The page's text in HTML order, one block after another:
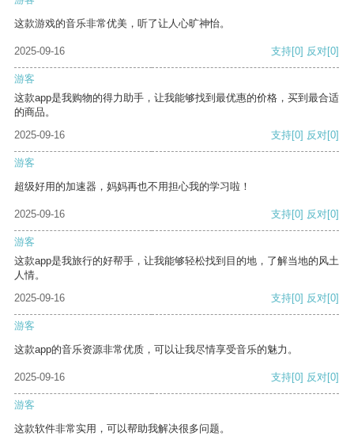
这款游戏的音乐非常优美，听了让人心旷神怡。
2025-09-16 支持[0] 反对[0]
游客
这款app是我购物的得力助手，让我能够找到最优惠的价格，买到最合适
的商品。
2025-09-16
支持[0] 反对[0]
游客
超级好用的加速器，妈妈再也不用担心我的学习啦！
2025-09-16 支持[0] 反对[0]
游客
这款app是我旅行的好帮手，让我能够轻松找到目的地，了解当地的风土
人情。
2025-09-16
支持[0] 反对[0]
游客
这款app的音乐资源非常优质，可以让我尽情享受音乐的魅力。
2025-09-16 支持[0] 反对[0]
游客
这款软件非常实用，可以帮助我解决很多问题。